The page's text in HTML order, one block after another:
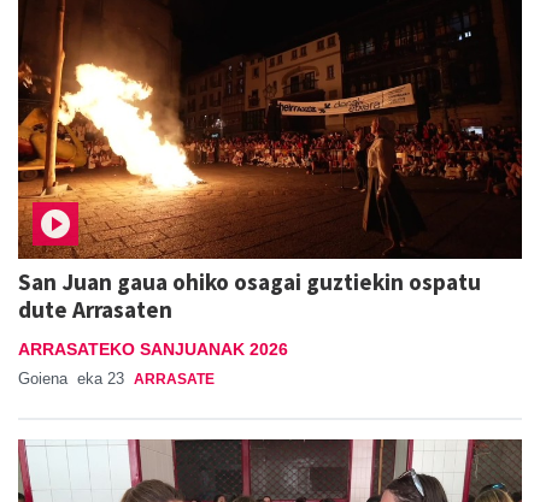
San Juan gaua ohiko osagai guztiekin ospatu
dute Arrasaten
ARRASATEKO SANJUANAK 2026
Goiena eka 23 ARRASATE